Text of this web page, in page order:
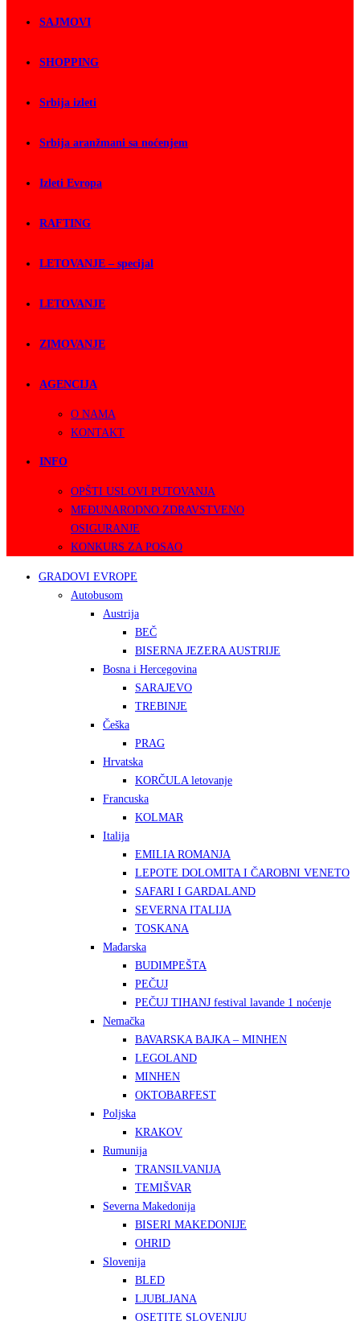
SAJMOVI
SHOPPING
Srbija izleti
Srbija aranžmani sa noćenjem
Izleti Evropa
RAFTING
LETOVANJE – specijal
LETOVANJE
ZIMOVANJE
AGENCIJA
O NAMA
KONTAKT
INFO
OPŠTI USLOVI PUTOVANJA
MEĐUNARODNO ZDRAVSTVENO
OSIGURANJE
KONKURS ZA POSAO
GRADOVI EVROPE
Autobusom
Austrija
BEČ
BISERNA JEZERA AUSTRIJE
Bosna i Hercegovina
SARAJEVO
TREBINJE
Češka
PRAG
Hrvatska
KORČULA letovanje
Francuska
KOLMAR
Italija
EMILIA ROMANJA
LEPOTE DOLOMITA I ČAROBNI VENETO
SAFARI I GARDALAND
SEVERNA ITALIJA
TOSKANA
Mađarska
BUDIMPEŠTA
PEČUJ
PEČUJ TIHANJ festival lavande 1 noćenje
Nemačka
BAVARSKA BAJKA – MINHEN
LEGOLAND
MINHEN
OKTOBARFEST
Poljska
KRAKOV
Rumunija
TRANSILVANIJA
TEMIŠVAR
Severna Makedonija
BISERI MAKEDONIJE
OHRID
Slovenija
BLED
LJUBLJANA
OSETITE SLOVENIJU